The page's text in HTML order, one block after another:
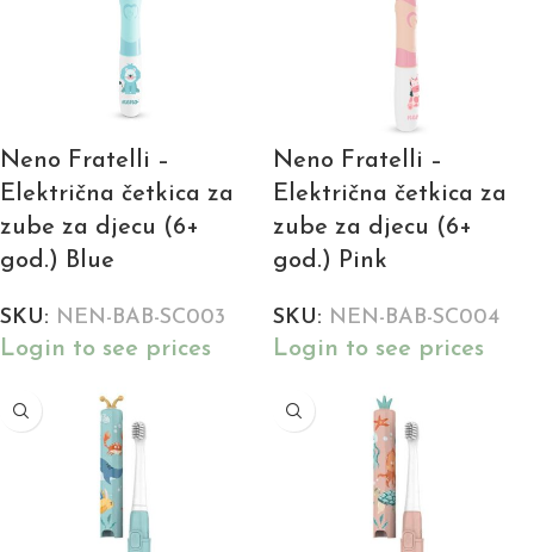
Neno Fratelli –
Električna četkica za
zube za djecu (6+
god.) Blue
SKU: NEN-BAB-SC003
Login to see prices
Neno Fratelli –
Električna četkica za
zube za djecu (6+
god.) Pink
SKU: NEN-BAB-SC004
Login to see prices